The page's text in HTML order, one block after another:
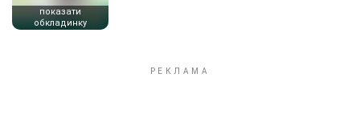
показати
обкладинку